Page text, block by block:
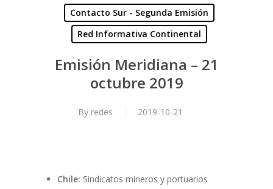
Contacto Sur - Segunda Emisión
Red Informativa Continental
Emisión Meridiana – 21
octubre 2019
By redes 2019-10-21
Chile: Sindicatos mineros y portuarios